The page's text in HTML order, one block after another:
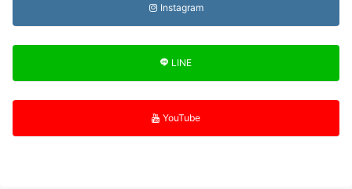
Instagram
LINE
YouTube